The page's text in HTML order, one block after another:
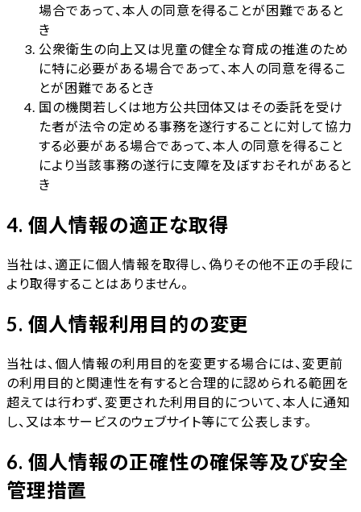
場合であって、本人の同意を得ることが困難であると
き
公衆衛生の向上又は児童の健全な育成の推進のため
に特に必要がある場合であって、本人の同意を得るこ
とが困難であるとき
国の機関若しくは地方公共団体又はその委託を受け
た者が法令の定める事務を遂行することに対して協力
する必要がある場合であって、本人の同意を得ること
により当該事務の遂行に支障を及ぼすおそれがあると
き
4. 個人情報の適正な取得
当社は、適正に個人情報を取得し、偽りその他不正の手段に
より取得することはありません。
5. 個人情報利用目的の変更
当社は、個人情報の利用目的を変更する場合には、変更前
の利用目的と関連性を有すると合理的に認められる範囲を
超えては行わず、変更された利用目的について、本人に通知
し、又は本サービスのウェブサイト等にて公表します。
6. 個人情報の正確性の確保等及び安全
管理措置